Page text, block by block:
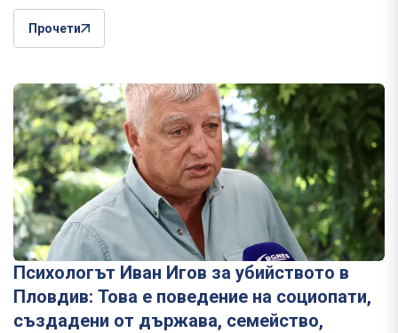
Прочети
Психологът Иван Игов за убийството в
Пловдив: Това е поведение на социопати,
създадени от държава, семейство,